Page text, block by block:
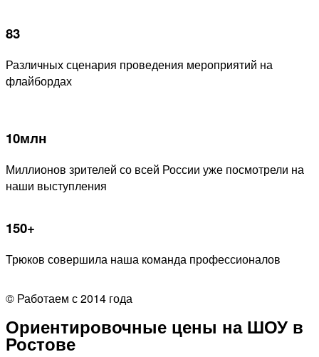
83
Различных сценария проведения мероприятий на
флайбордах
10млн
Миллионов зрителей со всей России уже посмотрели на
наши выступления
150+
Трюков совершила наша команда профессионалов
© Работаем с 2014 года
Ориентировочные цены на ШОУ в
Ростове